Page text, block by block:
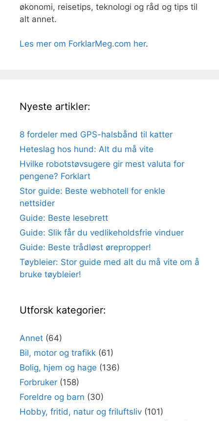
økonomi, reisetips, teknologi og råd og tips til
alt annet.
Les mer om ForklarMeg.com her.
Nyeste artikler:
8 fordeler med GPS-halsbånd til katter
Heteslag hos hund: Alt du må vite
Hvilke robotstøvsugere gir mest valuta for
pengene? Forklart
Stor guide: Beste webhotell for enkle
nettsider
Guide: Beste lesebrett
Guide: Slik får du vedlikeholdsfrie vinduer
Guide: Beste trådløst ørepropper!
Tøybleier: Stor guide med alt du må vite om å
bruke tøybleier!
Utforsk kategorier:
Annet (64)
Bil, motor og trafikk (61)
Bolig, hjem og hage (136)
Forbruker (158)
Foreldre og barn (30)
Hobby, fritid, natur og friluftsliv (101)